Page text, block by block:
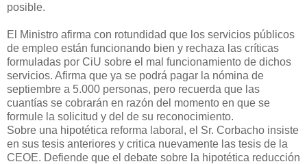
posible.
El Ministro afirma con rotundidad que los servicios públicos
de empleo están funcionando bien y rechaza las críticas
formuladas por CiU sobre el mal funcionamiento de dichos
servicios. Afirma que ya se podrá pagar la nómina de
septiembre a 5.000 personas, pero recuerda que las
cuantías se cobrarán en razón del momento en que se
formule la solicitud y del de su reconocimiento.
Sobre una hipotética reforma laboral, el Sr. Corbacho insiste
en sus tesis anteriores y critica nuevamente las tesis de la
CEOE. Defiende que el debate sobre la hipotética reducción